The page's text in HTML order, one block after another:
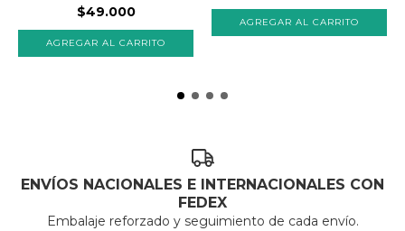
$49.000
AGREGAR AL CARRITO
AGREGAR AL CARRITO
ENVÍOS NACIONALES E INTERNACIONALES CON
FEDEX
Embalaje reforzado y seguimiento de cada envío.